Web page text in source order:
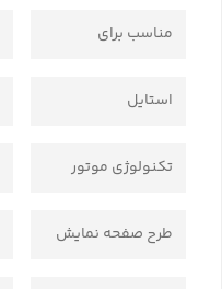
مناسب برای
استایل
تکنولوژی موتور
طرح صفحه نمایش